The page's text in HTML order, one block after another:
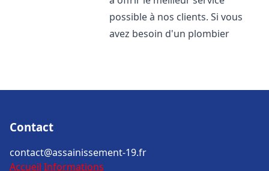
possible à nos clients. Si vous
avez besoin d'un plombier
Contact
contact@assainissement-19.fr
Accueil Informations